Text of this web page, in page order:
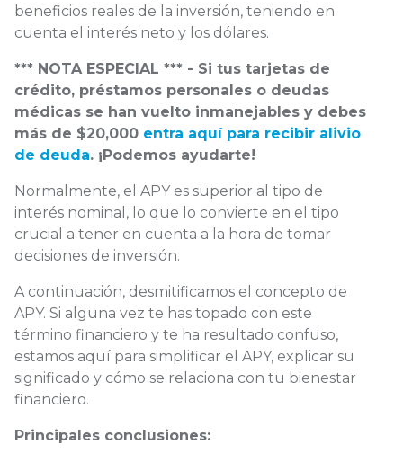
beneficios reales de la inversión, teniendo en
cuenta el interés neto y los dólares.
*** NOTA ESPECIAL *** - Si tus tarjetas de
crédito, préstamos personales o deudas
médicas se han vuelto inmanejables y debes
más de $20,000 entra aquí para recibir alivio
de deuda. ¡Podemos ayudarte!
Normalmente, el APY es superior al tipo de
interés nominal, lo que lo convierte en el tipo
crucial a tener en cuenta a la hora de tomar
decisiones de inversión.
A continuación, desmitificamos el concepto de
APY. Si alguna vez te has topado con este
término financiero y te ha resultado confuso,
estamos aquí para simplificar el APY, explicar su
significado y cómo se relaciona con tu bienestar
financiero.
Principales conclusiones: